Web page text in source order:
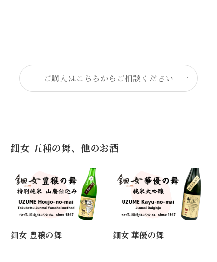
ご購入はこちらからご相談ください
鈿女 五種の舞、他のお酒
鈿女 豊穣の舞 鈿女 華優の舞